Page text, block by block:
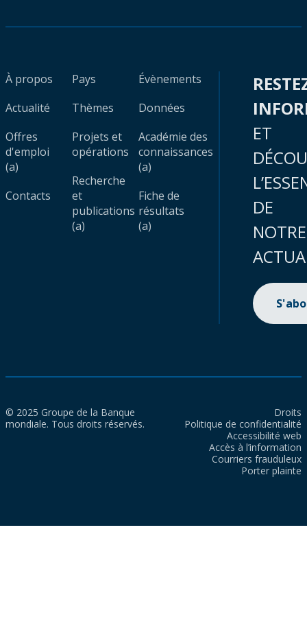
À propos
Actualité
Offres
d'emploi
(a)
Contacts
Pays
Thèmes
Projets et
opérations
Recherche
et
publications
(a)
Évènements
Données
Académie des
connaissances
(a)
Fiche de
résultats
(a)
ET
DE
NOTRE
© 2025 Groupe de la Banque
mondiale. Tous droits réservés.
Droits
Politique de confidentialité
Accessibilité web
Accès à l’information
Courriers frauduleux
Porter plainte